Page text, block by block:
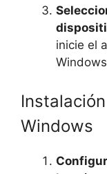
inicie el
Windows